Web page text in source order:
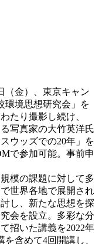
（金）、東京キャン
環境思想研究会」を
たり撮影し続け、
写真家の大竹英洋氏
ウッズでの20年」を
で参加可能。事前申
模の課題に対して多
世界各地で展開され
し、新たな思想を探
会を設立。多彩な分
招いた講義を2022年
含めて4回開講し、